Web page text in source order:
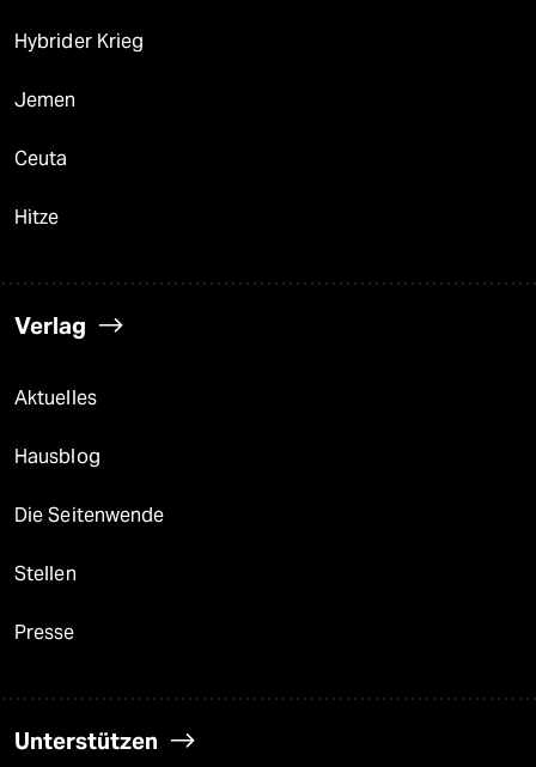
Hybrider Krieg
Jemen
Ceuta
Hitze
Verlag
Aktuelles
Hausblog
Die Seitenwende
Stellen
Presse
Unterstützen